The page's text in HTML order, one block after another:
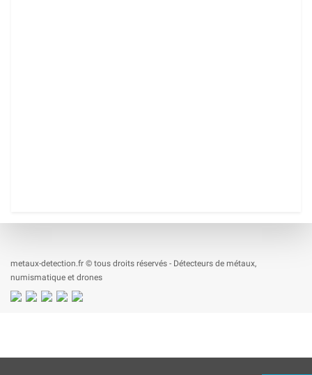
metaux-detection.fr © tous droits réservés - Détecteurs de métaux,
numismatique et drones